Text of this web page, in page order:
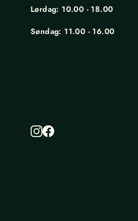
Lørdag: 10.00 - 18.00
Søndag: 11.00 - 16.00
Instagram
Facebook